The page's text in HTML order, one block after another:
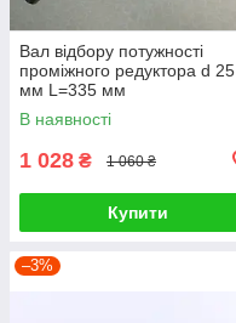
Вал відбору потужності
проміжного редуктора d 25
мм L=335 мм
В наявності
1 028 ₴ 1 060 ₴
Купити
–3%